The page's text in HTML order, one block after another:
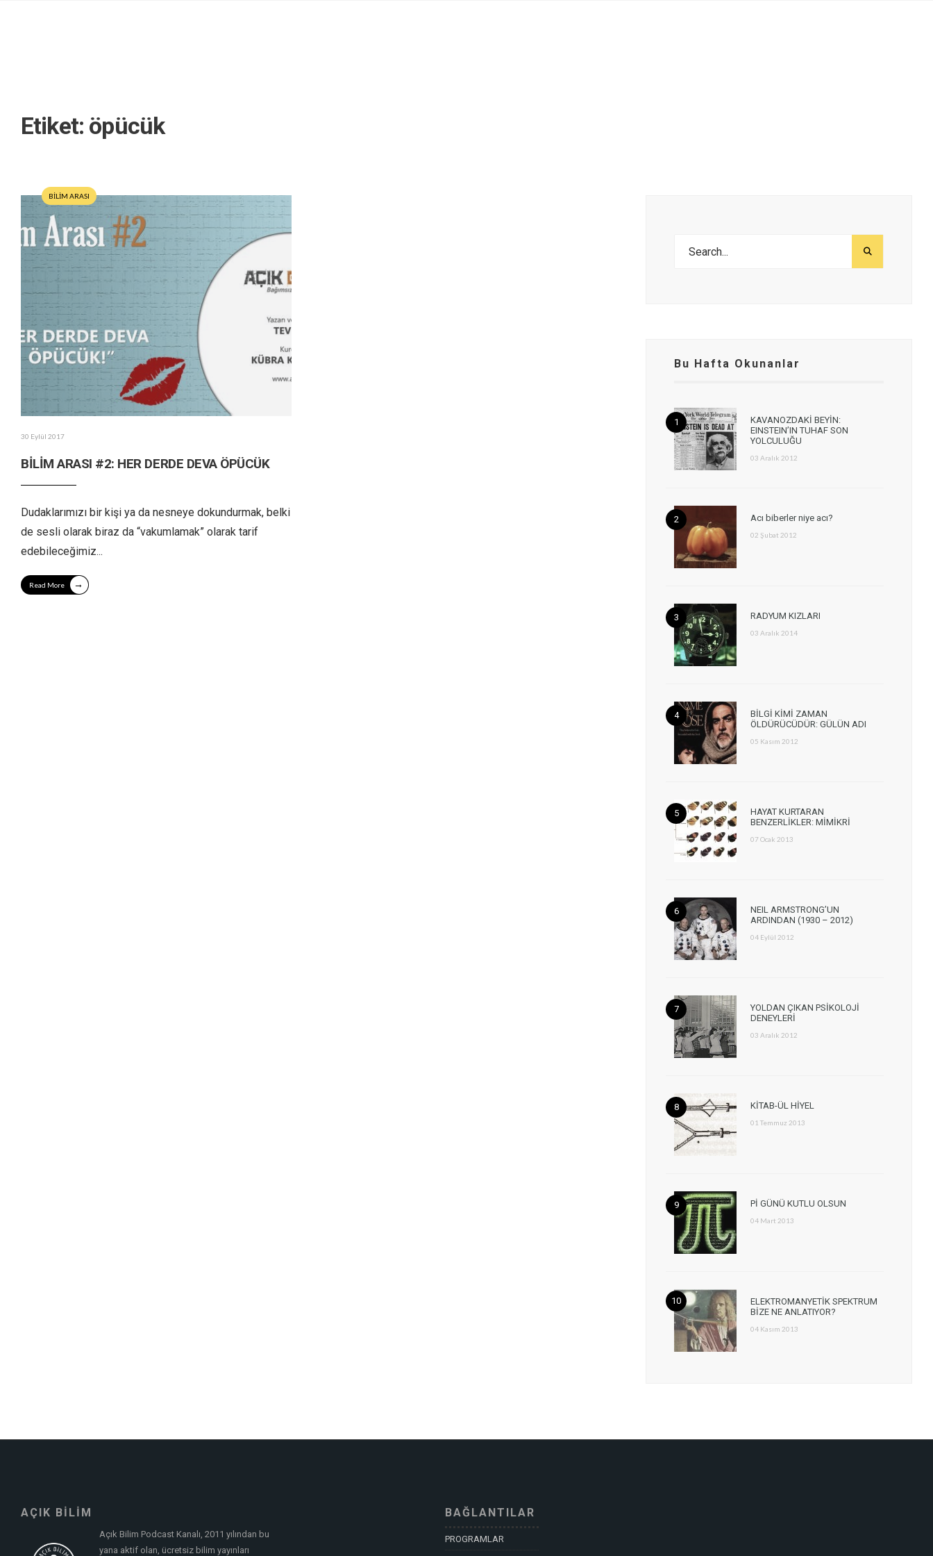
Etiket: öpücük
BİLİM ARASI
30 Eylül 2017
BİLİM ARASI #2: HER DERDE DEVA ÖPÜCÜK
Dudaklarımızı bir kişi ya da nesneye dokundurmak, belki
de sesli olarak biraz da “vakumlamak” olarak tarif
edebileceğimiz...
Read More →
Bu Hafta Okunanlar
KAVANOZDAKİ BEYİN:
EINSTEIN’IN TUHAF SON
YOLCULUĞU
03 Aralık 2012
Acı biberler niye acı?
02 Şubat 2012
RADYUM KIZLARI
03 Aralık 2014
BİLGİ KİMİ ZAMAN
ÖLDÜRÜCÜDÜR: GÜLÜN ADI
05 Kasım 2012
HAYAT KURTARAN
BENZERLİKLER: MİMİKRİ
07 Ocak 2013
NEIL ARMSTRONG’UN
ARDINDAN (1930 – 2012)
04 Eylül 2012
YOLDAN ÇIKAN PSİKOLOJİ
DENEYLERİ
03 Aralık 2012
KİTAB-ÜL HİYEL
01 Temmuz 2013
Pİ GÜNÜ KUTLU OLSUN
04 Mart 2013
ELEKTROMANYETİK SPEKTRUM
BİZE NE ANLATIYOR?
04 Kasım 2013
AÇIK BİLİM
Açık Bilim Podcast Kanalı, 2011 yılından bu
yana aktif olan, ücretsiz bilim yayınları
BAĞLANTILAR
PROGRAMLAR